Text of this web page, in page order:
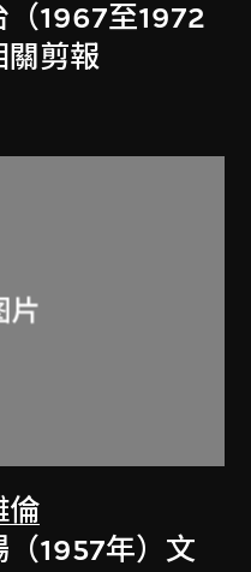
1967至1972
關剪報
倫
1957年）文